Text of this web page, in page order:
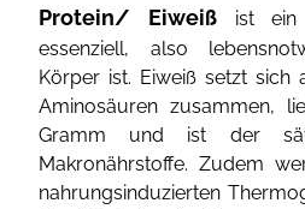
Protein/ Eiweißist ein
essenziell, also
Körper ist. Eiweiß setzt sich
Aminosäuren zusammen,
Gramm und ist der
Makronährstoffe. Zudem
nahrungsinduzierten